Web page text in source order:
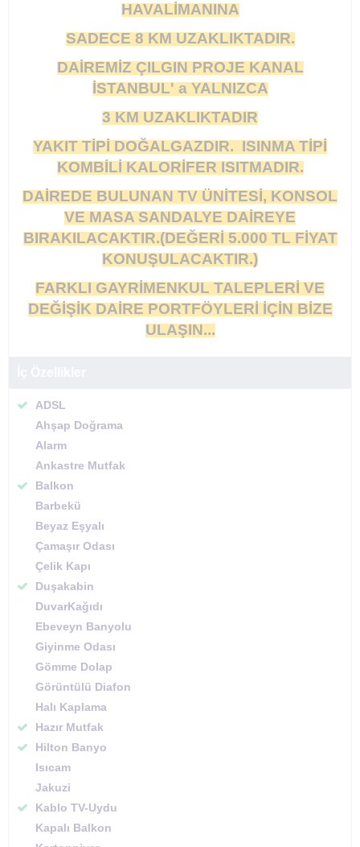
HAVALİMANINA
SADECE 8 KM UZAKLIKTADIR.
DAİREMİZ ÇILGIN PROJE KANAL
İSTANBUL' a YALNIZCA
3 KM UZAKLIKTADIR
YAKIT TİPİ DOĞALGAZDIR. ISINMA TİPİ
KOMBİLİ KALORİFER ISITMADIR.
DAİREDE BULUNAN TV ÜNİTESİ, KONSOL
VE MASA SANDALYE DAİREYE
BIRAKILACAKTIR.(DEĞERİ 5.000 TL FİYAT
KONUŞULACAKTIR.)
FARKLI GAYRİMENKUL TALEPLERİ VE
DEĞİŞİK DAİRE PORTFÖYLERİ İÇİN BİZE
ULAŞIN...
ADSL
Ahşap Doğrama
Alarm
Ankastre Mutfak
Balkon
Barbekü
Beyaz Eşyalı
Çamaşır Odası
Çelik Kapı
Duşakabin
DuvarKağıdı
Ebeveyn Banyolu
Giyinme Odası
Gömme Dolap
Görüntülü Diafon
Halı Kaplama
Hazır Mutfak
Hilton Banyo
Isıcam
Jakuzi
Kablo TV-Uydu
Kapalı Balkon